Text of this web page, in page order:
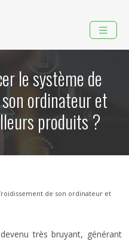
le système de
ordinateur et
produits ?
de son ordinateur et
très bruyant, générant